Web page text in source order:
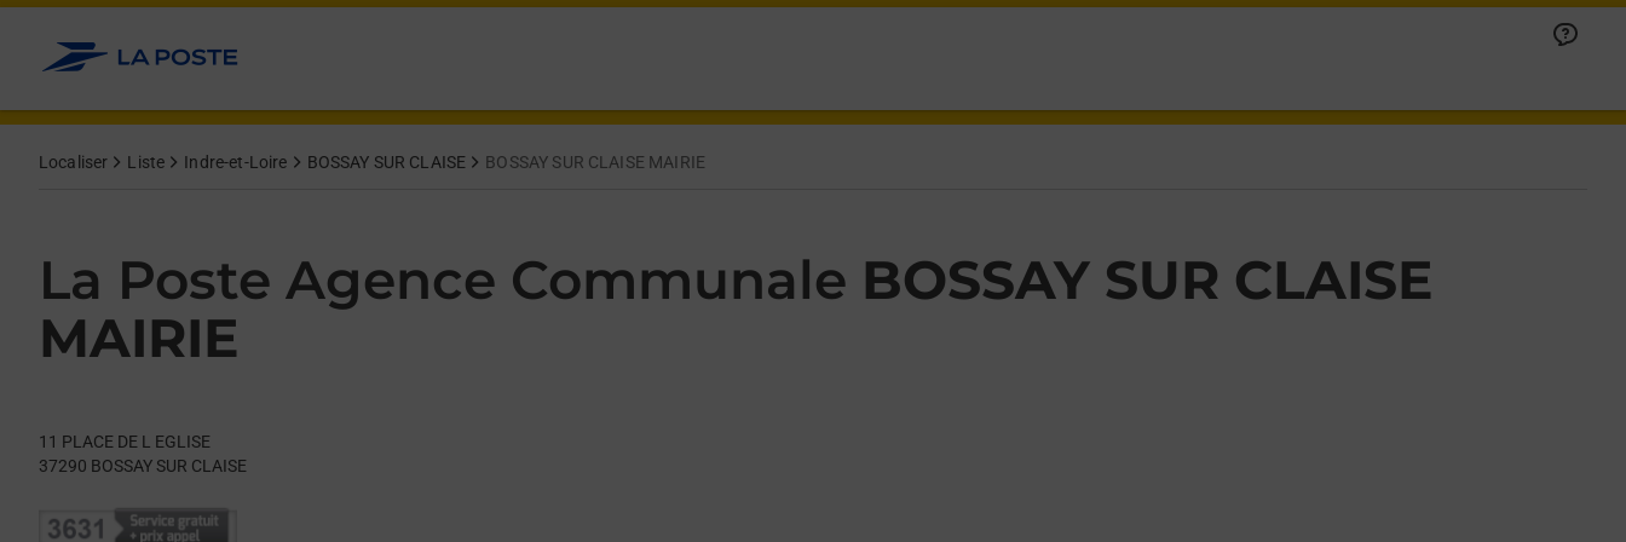
Allez au contenu
Localiser Liste Indre-et-Loire BOSSAY SUR CLAISE BOSSAY SUR CLAISE MAIRIE
La Poste Agence Communale BOSSAY SUR CLAISE
MAIRIE
11 PLACE DE L EGLISE
37290 BOSSAY SUR CLAISE
Day of the WeekHours
Get directions to La Poste Agence Communale at 11 PLACE DE L EGLISE BOSSAY SUR CLAISE,
lien s'ouvre dans un nouvel onglet